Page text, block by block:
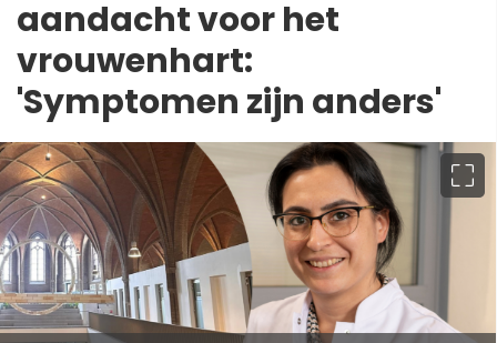
aandacht voor het
vrouwenhart:
'Symptomen zijn anders'